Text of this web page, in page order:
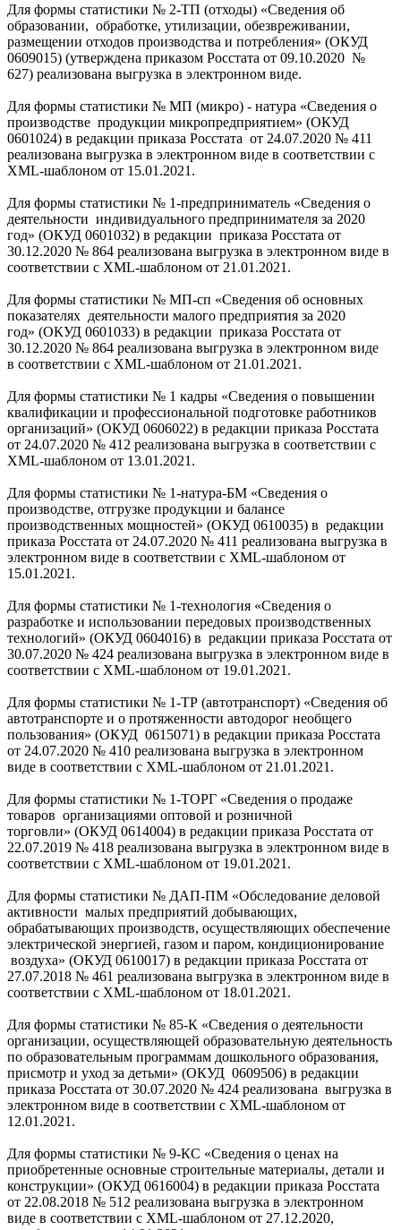
Для формы статистики № 2-ТП (отходы) «Сведения об
образовании, обработке, утилизации, обезвреживании,
размещении отходов производства и потребления» (ОКУД
0609015) (утверждена приказом Росстата от 09.10.2020 №
627) реализована выгрузка в электронном виде.
Для формы статистики № МП (микро) - натура «Сведения о
производстве продукции микропредприятием» (ОКУД
0601024) в редакции приказа Росстата от 24.07.2020 № 411
реализована выгрузка в электронном виде в соответствии с
XML-шаблоном от 15.01.2021.
Для формы статистики № 1-предприниматель «Сведения о
деятельности индивидуального предпринимателя за 2020
год» (ОКУД 0601032) в редакции приказа Росстата от
30.12.2020 № 864 реализована выгрузка в электронном виде в
соответствии с XML-шаблоном от 21.01.2021.
Для формы статистики № МП-сп «Сведения об основных
показателях деятельности малого предприятия за 2020
год» (ОКУД 0601033) в редакции приказа Росстата от
30.12.2020 № 864 реализована выгрузка в электронном виде
в соответствии с XML-шаблоном от 21.01.2021.
Для формы статистики № 1 кадры «Сведения о повышении
квалификации и профессиональной подготовке работников
организаций» (ОКУД 0606022) в редакции приказа Росстата
от 24.07.2020 № 412 реализована выгрузка в соответствии с
XML-шаблоном от 13.01.2021.
Для формы статистики № 1-натура-БМ «Сведения о
производстве, отгрузке продукции и балансе
производственных мощностей» (ОКУД 0610035) в редакции
приказа Росстата от 24.07.2020 № 411 реализована выгрузка в
электронном виде в соответствии с XML-шаблоном от
15.01.2021.
Для формы статистики № 1-технология «Сведения о
разработке и использовании передовых производственных
технологий» (ОКУД 0604016) в редакции приказа Росстата от
30.07.2020 № 424 реализована выгрузка в электронном виде в
соответствии с XML-шаблоном от 19.01.2021.
Для формы статистики № 1-ТР (автотранспорт) «Сведения об
автотранспорте и о протяженности автодорог необщего
пользования» (ОКУД 0615071) в редакции приказа Росстата
от 24.07.2020 № 410 реализована выгрузка в электронном
виде в соответствии с XML-шаблоном от 21.01.2021.
Для формы статистики № 1-ТОРГ «Сведения о продаже
товаров организациями оптовой и розничной
торговли» (ОКУД 0614004) в редакции приказа Росстата от
22.07.2019 № 418 реализована выгрузка в электронном виде в
соответствии с XML-шаблоном от 19.01.2021.
Для формы статистики № ДАП-ПМ «Обследование деловой
активности малых предприятий добывающих,
обрабатывающих производств, осуществляющих обеспечение
электрической энергией, газом и паром, кондиционирование
воздуха» (ОКУД 0610017) в редакции приказа Росстата от
27.07.2018 № 461 реализована выгрузка в электронном виде в
соответствии с XML-шаблоном от 18.01.2021.
Для формы статистики № 85-К «Сведения о деятельности
организации, осуществляющей образовательную деятельность
по образовательным программам дошкольного образования,
присмотр и уход за детьми» (ОКУД 0609506) в редакции
приказа Росстата от 30.07.2020 № 424 реализована выгрузка в
электронном виде в соответствии с XML-шаблоном от
12.01.2021.
Для формы статистики № 9-КС «Сведения о ценах на
приобретенные основные строительные материалы, детали и
конструкции» (ОКУД 0616004) в редакции приказа Росстата
от 22.08.2018 № 512 реализована выгрузка в электронном
виде в соответствии с XML-шаблоном от 27.12.2020,